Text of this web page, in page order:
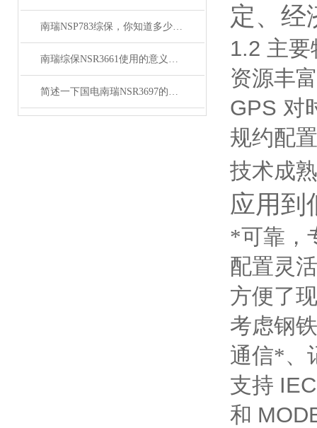
南瑞NSP783综保，你知道多少关键细节？
南瑞综保NSR3661使用的意义是什么呢
简述一下国电南瑞NSR3697的安装步骤
定、经
1.2 主要
资源丰
GPS 对
规约配
技术成
应用到
*可靠，
配置灵
方便了
考虑钢
通信*、
支持
和